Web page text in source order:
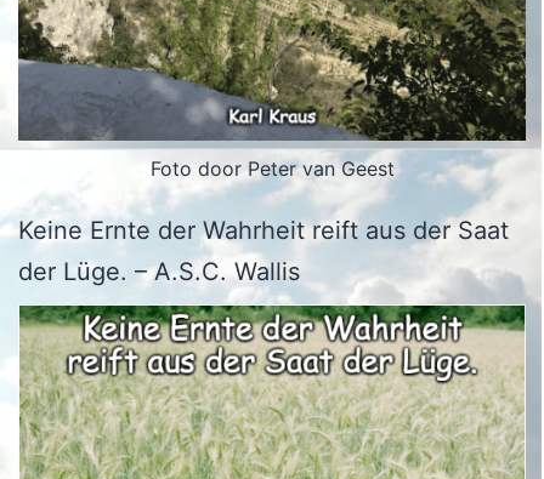
Foto door Peter van Geest
Keine Ernte der Wahrheit reift aus der Saat
der Lüge. – A.S.C. Wallis